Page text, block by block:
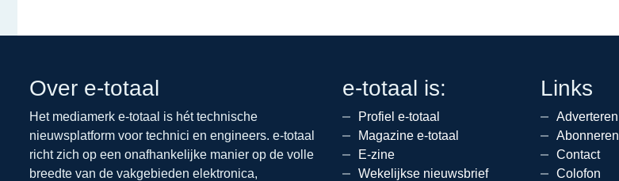
Over e-totaal
Het mediamerk e-totaal is hét technische
nieuwsplatform voor technici en engineers. e-totaal
richt zich op een onafhankelijke manier op de volle
breedte van de vakgebieden elektronica,
e-totaal is:
Profiel e-totaal
Magazine e-totaal
E-zine
Wekelijkse nieuwsbrief
Links
Adverteren
Abonneren
Contact
Colofon